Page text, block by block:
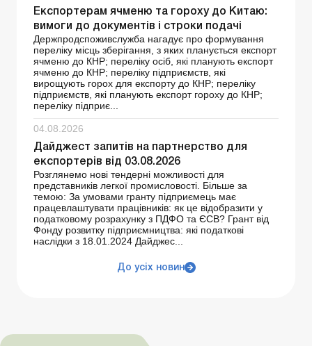
Експортерам ячменю та гороху до Китаю:
вимоги до документів і строки подачі
Держпродспоживслужба нагадує про формування
переліку місць зберігання, з яких планується експорт
ячменю до КНР; переліку осіб, які планують експорт
ячменю до КНР; переліку підприємств, які
вирощують горох для експорту до КНР; переліку
підприємств, які планують експорт гороху до КНР;
переліку підприє...
04.08.2026
Дайджест запитів на партнерство для
експортерів від 03.08.2026
Розглянемо нові тендерні можливості для
представників легкої промисловості. Більше за
темою: За умовами гранту підприємець має
працевлаштувати працівників: як це відобразити у
податковому розрахунку з ПДФО та ЄСВ? Грант від
Фонду розвитку підприємництва: які податкові
наслідки з 18.01.2024 Дайджес...
До усіх новин